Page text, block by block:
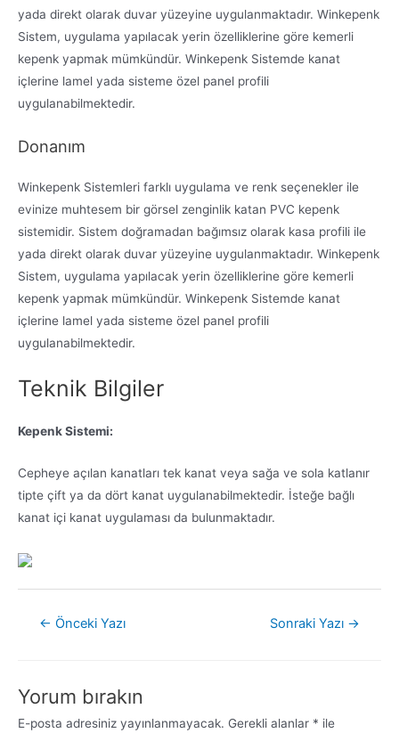
yada direkt olarak duvar yüzeyine uygulanmaktadır. Winkepenk
Sistem, uygulama yapılacak yerin özelliklerine göre kemerli
kepenk yapmak mümkündür. Winkepenk Sistemde kanat
içlerine lamel yada sisteme özel panel profili
uygulanabilmektedir.
Donanım
Winkepenk Sistemleri farklı uygulama ve renk seçenekler ile
evinize muhtesem bir görsel zenginlik katan PVC kepenk
sistemidir. Sistem doğramadan bağımsız olarak kasa profili ile
yada direkt olarak duvar yüzeyine uygulanmaktadır. Winkepenk
Sistem, uygulama yapılacak yerin özelliklerine göre kemerli
kepenk yapmak mümkündür. Winkepenk Sistemde kanat
içlerine lamel yada sisteme özel panel profili
uygulanabilmektedir.
Teknik Bilgiler
Kepenk Sistemi:
Cepheye açılan kanatları tek kanat veya sağa ve sola katlanır
tipte çift ya da dört kanat uygulanabilmektedir. İsteğe bağlı
kanat içi kanat uygulaması da bulunmaktadır.
← Önceki Yazı Sonraki Yazı →
Yorum bırakın
E-posta adresiniz yayınlanmayacak. Gerekli alanlar * ile